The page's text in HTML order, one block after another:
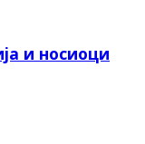
и носиоци